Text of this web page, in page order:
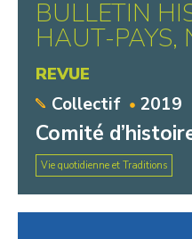
BULLETIN
HAUT-PAYS,
REVUE
Collectif 2019
Comité
Vie quotidienne et Traditions